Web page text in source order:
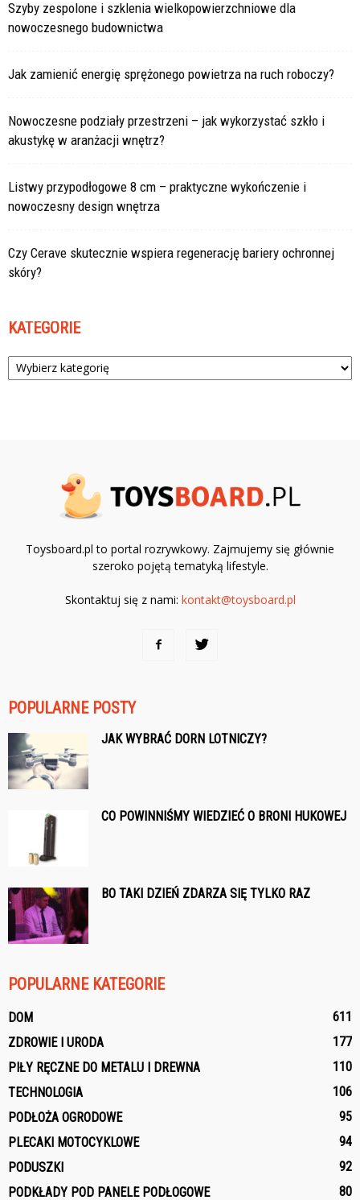
Szyby zespolone i szklenia wielkopowierzchniowe dla
nowoczesnego budownictwa
Jak zamienić energię sprężonego powietrza na ruch roboczy?
Nowoczesne podziały przestrzeni – jak wykorzystać szkło i
akustykę w aranżacji wnętrz?
Listwy przypodłogowe 8 cm – praktyczne wykończenie i
nowoczesny design wnętrza
Czy Cerave skutecznie wspiera regenerację bariery ochronnej
skóry?
KATEGORIE
Kategorie
Toysboard.pl to portal rozrywkowy. Zajmujemy się głównie
szeroko pojętą tematyką lifestyle.
Skontaktuj się z nami: kontakt@toysboard.pl
POPULARNE POSTY
JAK WYBRAĆ DORN LOTNICZY?
CO POWINNIŚMY WIEDZIEĆ O BRONI HUKOWEJ
BO TAKI DZIEŃ ZDARZA SIĘ TYLKO RAZ
POPULARNE KATEGORIE
DOM
611
ZDROWIE I URODA
177
PIŁY RĘCZNE DO METALU I DREWNA
110
TECHNOLOGIA
106
PODŁOŻA OGRODOWE
95
PLECAKI MOTOCYKLOWE
94
PODUSZKI
92
PODKŁADY POD PANELE PODŁOGOWE
80